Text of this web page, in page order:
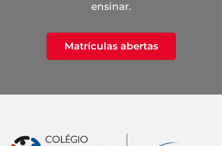
ensinar.
Matrículas abertas